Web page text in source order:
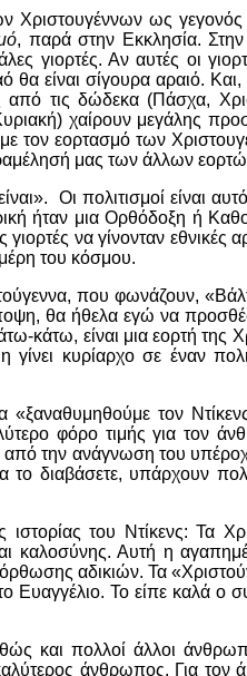
ως γεγονός
, παρά στην Εκκλησία.
γιορτές. Αν αυτές οι
είναι σίγουρα αραιό. Και,
από τις δώδεκα (Πάσχα,
χαίρουν μεγάλης
τον εορτασμό των
μας των άλλων
Οι πολιτισμοί είναι
ήταν μια Ορθόδοξη ή
να γίνονταν εθνικές
του κόσμου.
που φωνάζουν,
θα ήθελα εγώ να
κάτω, είναι μια εορτή της
κυρίαρχο σε έναν
τον
φόρο τιμής για τον
την ανάγνωση του
το διαβάσετε, υπάρχουν
του Ντίκενς: Τα
καλοσύνης. Αυτή η
αδικιών. Τα
Ευαγγέλιο. Το είπε καλά ο
και πολλοί άλλοι
άνθρωπος. Για τον